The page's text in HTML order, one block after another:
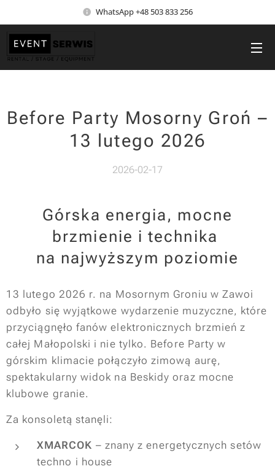
WhatsApp +48 503 833 256
Before Party Mosorny Groń –
13 lutego 2026
2026-02-17
Górska energia, mocne
brzmienie i technika
na najwyższym poziomie
13 lutego 2026 r. na Mosornym Groniu w Zawoi
odbyło się wyjątkowe wydarzenie muzyczne, które
przyciągnęło fanów elektronicznych brzmień z
całej Małopolski i nie tylko. Before Party w
górskim klimacie połączyło zimową aurę,
spektakularny widok na Beskidy oraz mocne
klubowe granie.
Za konsoletą stanęli:
XMARCOK – znany z energetycznych setów
techno i house